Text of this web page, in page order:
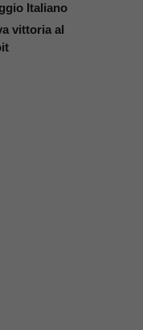
Italiano
vittoria al